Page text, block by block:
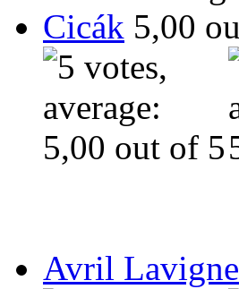
Cicák
Avril Lavigne